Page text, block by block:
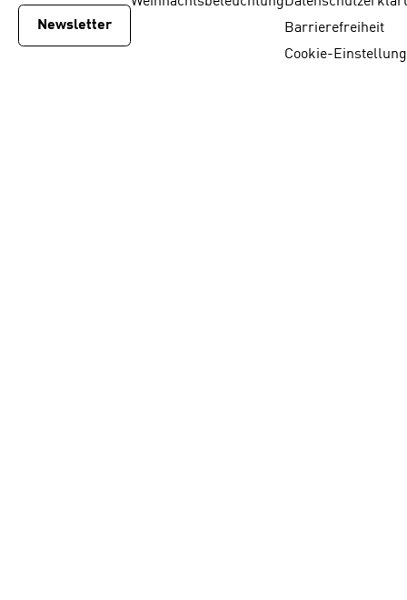
Newsletter
Barrierefreiheit
Cookie-